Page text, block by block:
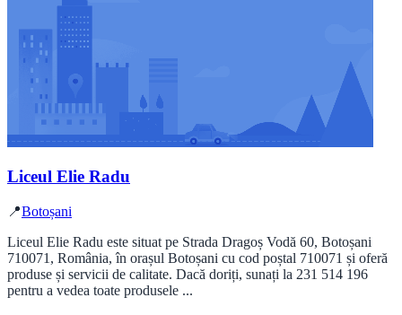
Liceul Elie Radu
📍Botoșani
Liceul Elie Radu este situat pe Strada Dragoș Vodă 60, Botoșani
710071, România, în orașul Botoșani cu cod poștal 710071 și oferă
produse și servicii de calitate. Dacă doriți, sunați la 231 514 196
pentru a vedea toate produsele ...